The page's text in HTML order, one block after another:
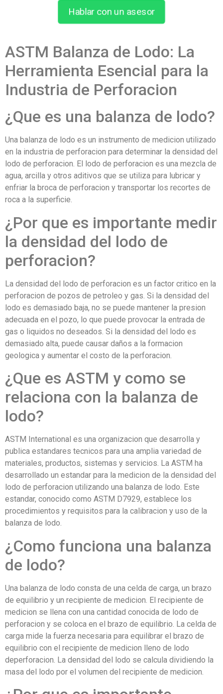
Hablar con un asesor
ASTM Balanza de Lodo: La
Herramienta Esencial para la
Industria de Perforacion
¿Que es una balanza de lodo?
Una balanza de lodo es un instrumento de medicion utilizado
en la industria de perforacion para determinar la densidad del
lodo de perforacion. El lodo de perforacion es una mezcla de
agua, arcilla y otros aditivos que se utiliza para lubricar y
enfriar la broca de perforacion y transportar los recortes de
roca a la superficie.
¿Por que es importante medir
la densidad del lodo de
perforacion?
La densidad del lodo de perforacion es un factor critico en la
perforacion de pozos de petroleo y gas. Si la densidad del
lodo es demasiado baja, no se puede mantener la presion
adecuada en el pozo, lo que puede provocar la entrada de
gas o liquidos no deseados. Si la densidad del lodo es
demasiado alta, puede causar daños a la formacion
geologica y aumentar el costo de la perforacion.
¿Que es ASTM y como se
relaciona con la balanza de
lodo?
ASTM International es una organizacion que desarrolla y
publica estandares tecnicos para una amplia variedad de
materiales, productos, sistemas y servicios. La ASTM ha
desarrollado un estandar para la medicion de la densidad del
lodo de perforacion utilizando una balanza de lodo. Este
estandar, conocido como ASTM D7929, establece los
procedimientos y requisitos para la calibracion y uso de la
balanza de lodo.
¿Como funciona una balanza
de lodo?
Una balanza de lodo consta de una celda de carga, un brazo
de equilibrio y un recipiente de medicion. El recipiente de
medicion se llena con una cantidad conocida de lodo de
perforacion y se coloca en el brazo de equilibrio. La celda de
carga mide la fuerza necesaria para equilibrar el brazo de
equilibrio con el recipiente de medicion lleno de lodo
deperforacion. La densidad del lodo se calcula dividiendo la
masa del lodo por el volumen del recipiente de medicion.